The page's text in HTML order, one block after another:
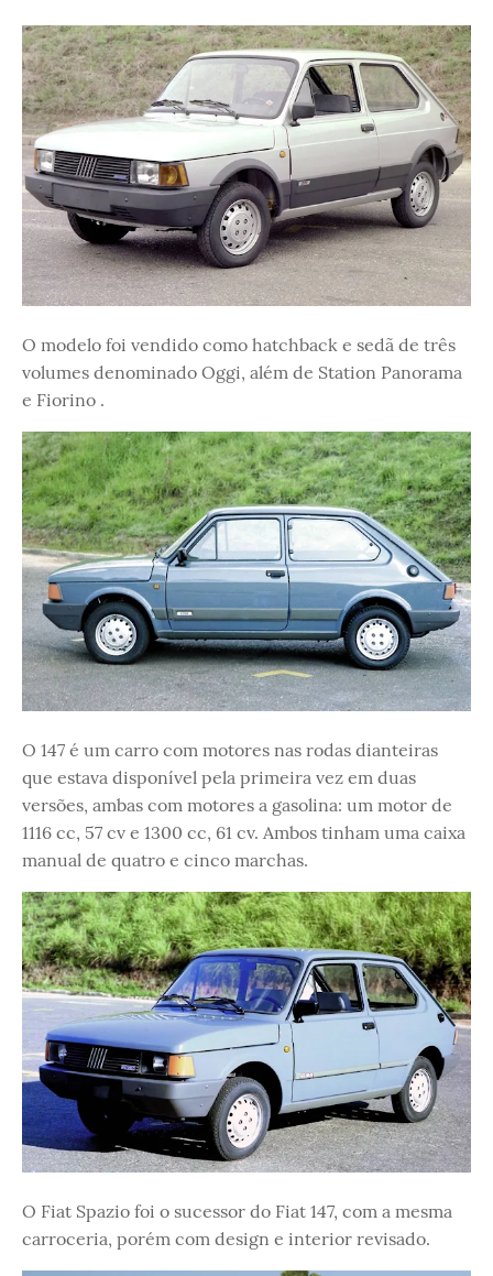
O modelo foi vendido como hatchback e sedã de três
volumes denominado Oggi, além de Station Panorama
e Fiorino .
O 147 é um carro com motores nas rodas dianteiras
que estava disponível pela primeira vez em duas
versões, ambas com motores a gasolina: um motor de
1116 cc, 57 cv e 1300 cc, 61 cv. Ambos tinham uma caixa
manual de quatro e cinco marchas.
O Fiat Spazio foi o sucessor do Fiat 147, com a mesma
carroceria, porém com design e interior revisado.